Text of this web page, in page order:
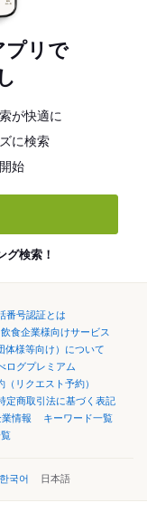
プリで
が快適に
に検索
始
グ検索！
番号認証とは
食企業様向けサービス
体様等向け）について
ログプレミアム
（リクエスト予約）
定商取引法に基づく表記
業情報
キーワード一覧
한국어 日本語